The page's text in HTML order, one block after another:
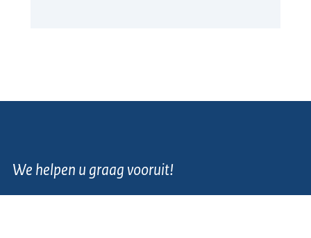
We helpen u graag vooruit!